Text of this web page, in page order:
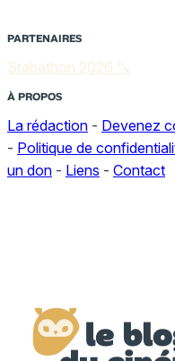
PARTENAIRES
Stabathon 2026 🔪
À PROPOS
La rédaction - Devenez
- Politique de
un don - Liens - Contact